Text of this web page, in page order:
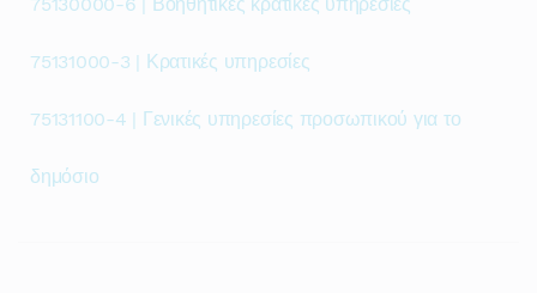
75131000-3 | Κρατικές υπηρεσίες
75131100-4 | Γενικές υπηρεσίες προσωπικού για το
δημόσιο